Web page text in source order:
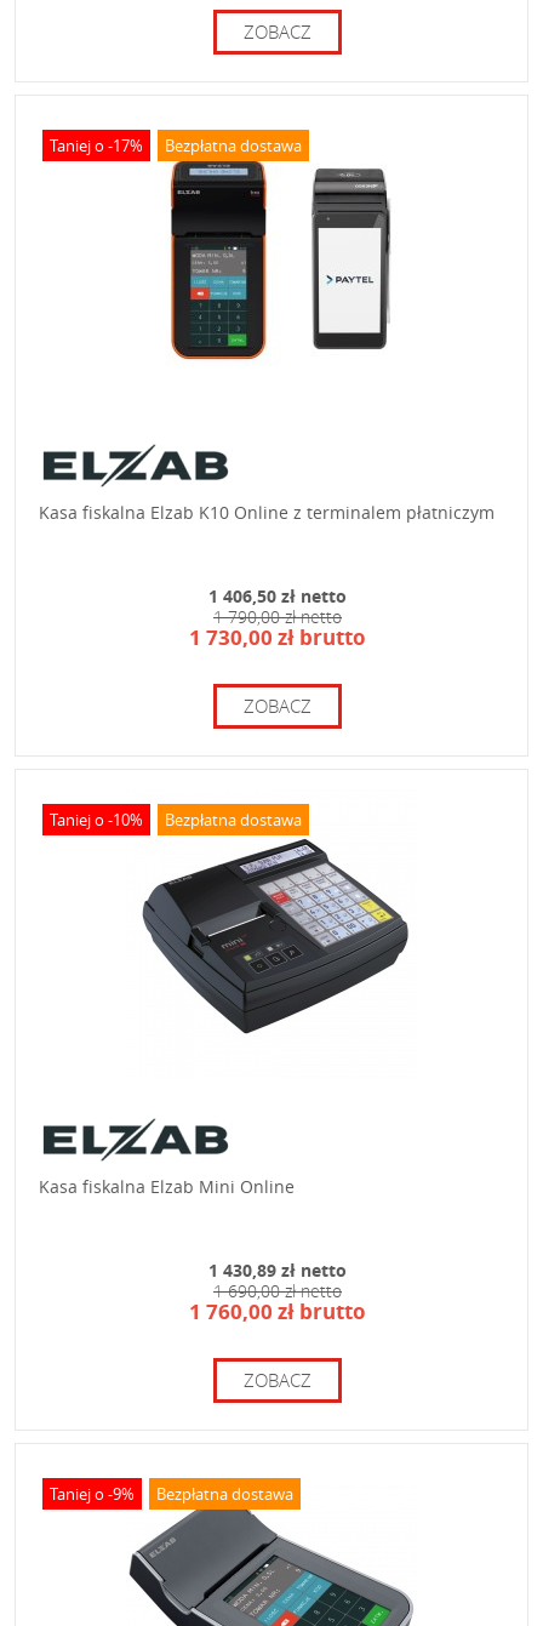
ZOBACZ
Taniej o -17% Bezpłatna dostawa
Kasa fiskalna Elzab K10 Online z terminalem płatniczym
1 406,50 zł netto
1 790,00 zł netto
1 730,00 zł brutto
ZOBACZ
Taniej o -10% Bezpłatna dostawa
Kasa fiskalna Elzab Mini Online
1 430,89 zł netto
1 690,00 zł netto
1 760,00 zł brutto
ZOBACZ
Taniej o -9% Bezpłatna dostawa